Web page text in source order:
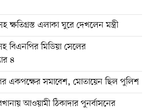
ক্ষতিগ্রস্ত এলাকা ঘুরে দেখলেন মন্ত্রী
বিএনপির মিডিয়া সেলের
৪
পর একপক্ষের সমাবেশ, মোতায়েন ছিল পুলিশ
আওয়ামী ঠিকাদার পুনর্বাসনের